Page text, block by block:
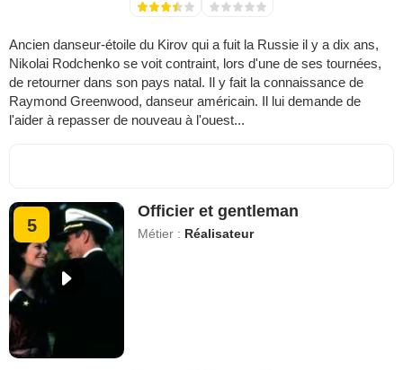
Ancien danseur-étoile du Kirov qui a fuit la Russie il y a dix ans,
Nikolai Rodchenko se voit contraint, lors d'une de ses tournées,
de retourner dans son pays natal. Il y fait la connaissance de
Raymond Greenwood, danseur américain. Il lui demande de
l'aider à repasser de nouveau à l'ouest...
5
Officier et gentleman
Métier : Réalisateur